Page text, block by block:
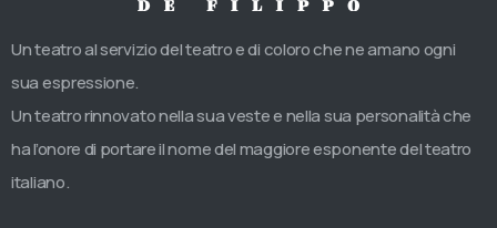
Un teatro al servizio del teatro e di coloro che ne amano ogni
sua espressione.
Un teatro rinnovato nella sua veste e nella sua personalità che
ha l’onore di portare il nome del maggiore esponente del teatro
italiano.